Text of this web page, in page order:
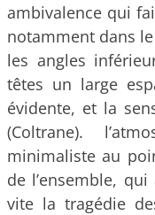
ambivalence qui
notamment dans
les angles
têtes un large
évidente, et la
(Coltrane).
minimaliste au
de l’ensemble,
vite la tragédie